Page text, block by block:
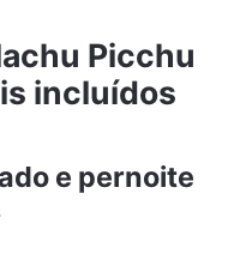
Picchu
incluídos
e pernoite